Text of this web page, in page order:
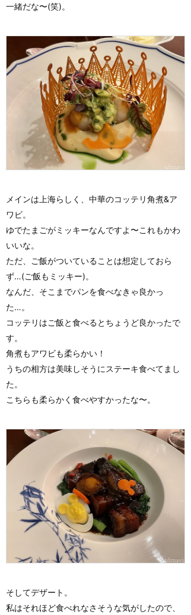
一緒だな〜(笑)。
メインは上海らしく、中華のコッテリ角煮&ア
ワビ。
ゆでたまごがミッキーなんですよ〜これもかわ
いいな。
ただ、ご飯がついていることは想定しておら
ず…(ご飯もミッキー)。
なんだ、そこまでパンを食べなきゃ良かっ
た…。
コッテリはご飯と食べるとちょうど良かったで
す。
角煮もアワビも柔らかい！
うちの相方は美味しそうにステーキ食べてまし
た。
こちらも柔らかく食べやすかったな〜。
そしてデザート。
私はそれほど食べれなさそうな気がしたので、